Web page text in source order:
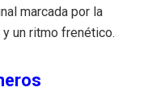
marcada por la
un ritmo frenético.